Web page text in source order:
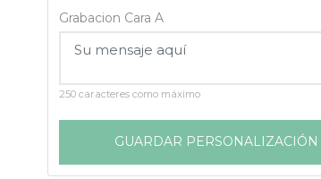
Grabacion Cara A
250 caracteres como máximo
GUARDAR PERSONALIZACIÓN